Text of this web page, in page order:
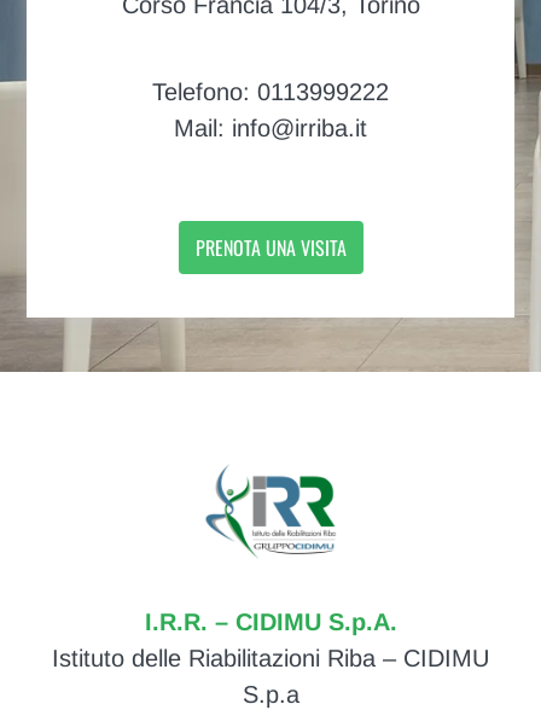
Telefono: 0113999222
Mail: info@irriba.it
PRENOTA UNA VISITA
I.R.R. – CIDIMU S.p.A.
Istituto delle Riabilitazioni Riba – CIDIMU
S.p.a